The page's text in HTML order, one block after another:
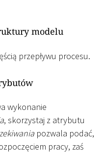
modelu
przepływu procesu.
wykonanie
, skorzystaj z atrybutu
pozwala podać,
pracy, zaś